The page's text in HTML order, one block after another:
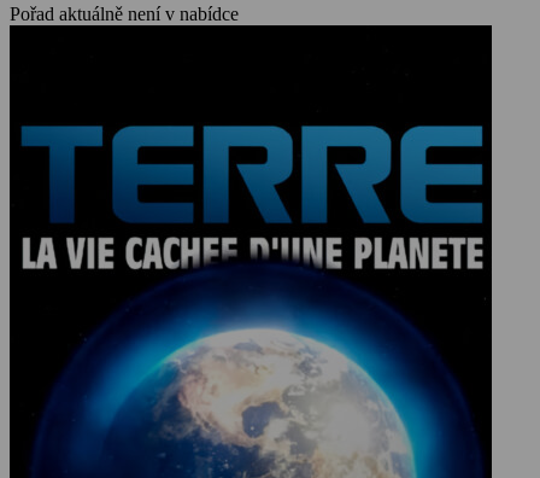
regulacím udržujícím rovnováhu dochází na všech úrovních.
velké.
Pořad aktuálně není v nabídce